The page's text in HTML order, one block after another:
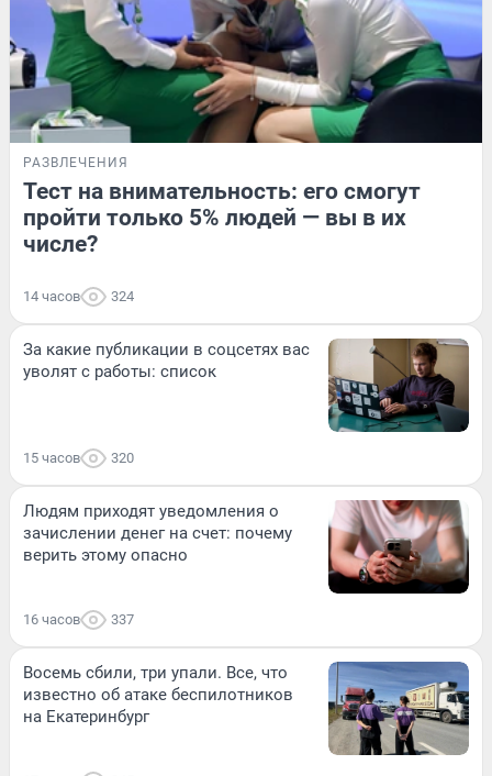
РАЗВЛЕЧЕНИЯ
Тест на внимательность: его смогут
пройти только 5% людей — вы в их
числе?
14 часов 324
За какие публикации в соцсетях вас
уволят с работы: список
15 часов 320
Людям приходят уведомления о
зачислении денег на счет: почему
верить этому опасно
16 часов 337
Восемь сбили, три упали. Все, что
известно об атаке беспилотников
на Екатеринбург